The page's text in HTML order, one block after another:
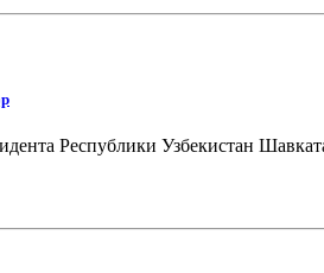
Республики Узбекистан